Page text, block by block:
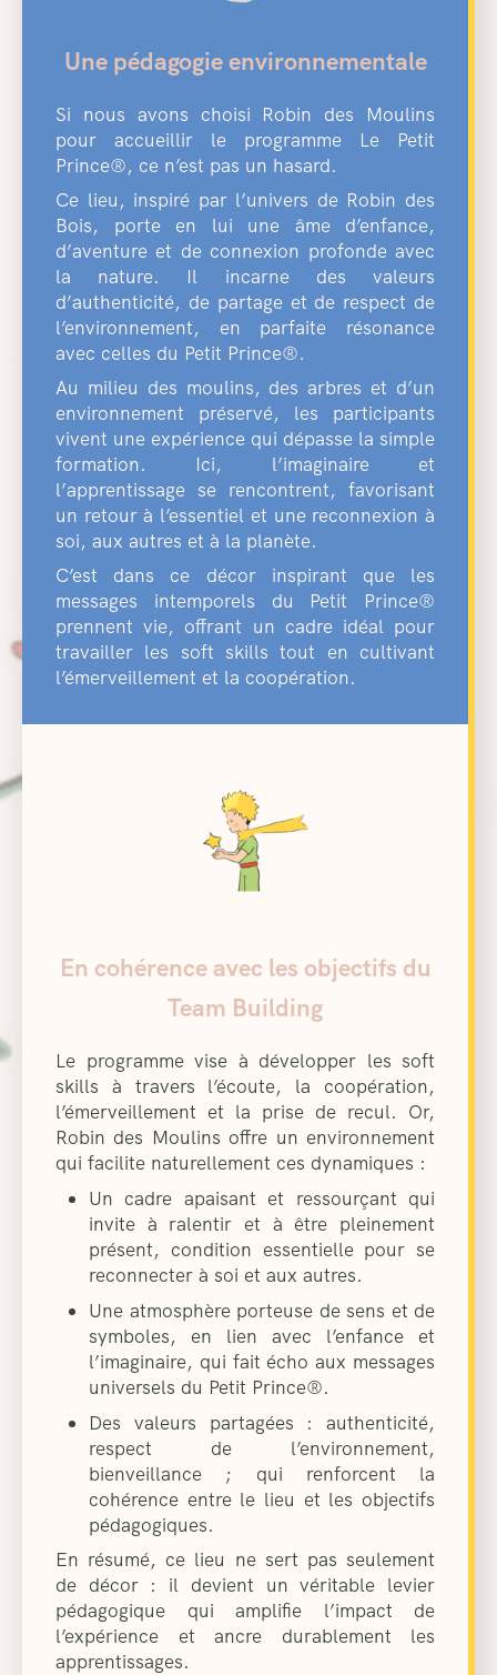
Une pédagogie environnementale
Si nous avons choisi Robin des Moulins
pour accueillir le programme Le Petit
Prince®, ce n’est pas un hasard.
Ce lieu, inspiré par l’univers de Robin des
Bois, porte en lui une âme d’enfance,
d’aventure et de connexion profonde avec
la nature. Il incarne des valeurs
d’authenticité, de partage et de respect de
l’environnement, en parfaite résonance
avec celles du Petit Prince®.
Au milieu des moulins, des arbres et d’un
environnement préservé, les participants
vivent une expérience qui dépasse la simple
formation. Ici, l’imaginaire et
l’apprentissage se rencontrent, favorisant
un retour à l’essentiel et une reconnexion à
soi, aux autres et à la planète.
C’est dans ce décor inspirant que les
messages intemporels du Petit Prince®
prennent vie, offrant un cadre idéal pour
travailler les soft skills tout en cultivant
l’émerveillement et la coopération.
En cohérence avec les objectifs du
Team Building
Le programme vise à développer les soft
skills à travers l’écoute, la coopération,
l’émerveillement et la prise de recul. Or,
Robin des Moulins offre un environnement
qui facilite naturellement ces dynamiques :
Un cadre apaisant et ressourçant qui
invite à ralentir et à être pleinement
présent, condition essentielle pour se
reconnecter à soi et aux autres.
Une atmosphère porteuse de sens et de
symboles, en lien avec l’enfance et
l’imaginaire, qui fait écho aux messages
universels du Petit Prince®.
Des valeurs partagées : authenticité,
respect de l’environnement,
bienveillance ; qui renforcent la
cohérence entre le lieu et les objectifs
pédagogiques.
En résumé, ce lieu ne sert pas seulement
de décor : il devient un véritable levier
pédagogique qui amplifie l’impact de
l’expérience et ancre durablement les
apprentissages.